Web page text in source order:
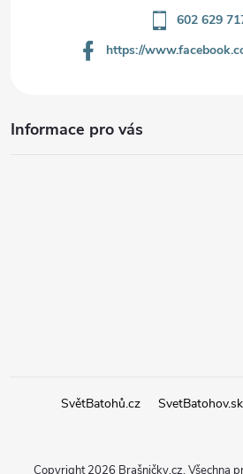
602 629
https://
Informace pro vás
SvětBatohů.cz SvetBatohov.sk
Copyright 2026 Brašničky.cz. Všechna